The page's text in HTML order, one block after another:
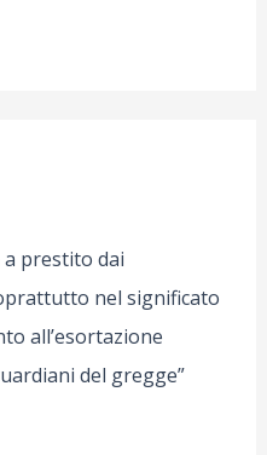
prestito dai
nel significato
all’esortazione
del gregge”